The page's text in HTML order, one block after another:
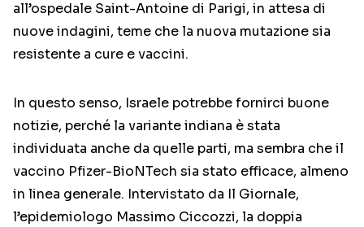
all’ospedale Saint-Antoine di Parigi, in attesa di
nuove indagini, teme che la nuova mutazione sia
resistente a cure e vaccini.
In questo senso, Israele potrebbe fornirci buone
notizie, perché la variante indiana è stata
individuata anche da quelle parti, ma sembra che il
vaccino Pfizer-BioNTech sia stato efficace, almeno
in linea generale. Intervistato da Il Giornale,
l’epidemiologo Massimo Ciccozzi, la doppia